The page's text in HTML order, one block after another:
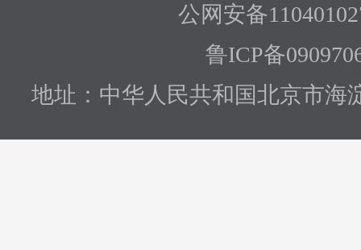
公网安备
鲁ICP备
地址：中华人民共和国北京市海